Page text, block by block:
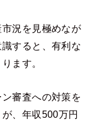
況を見極めなが
すると、有利な
ます。
審査への対策を
、年収500万円